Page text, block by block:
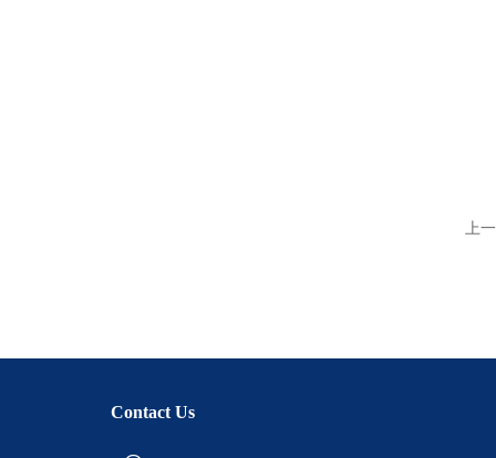
上
Contact Us